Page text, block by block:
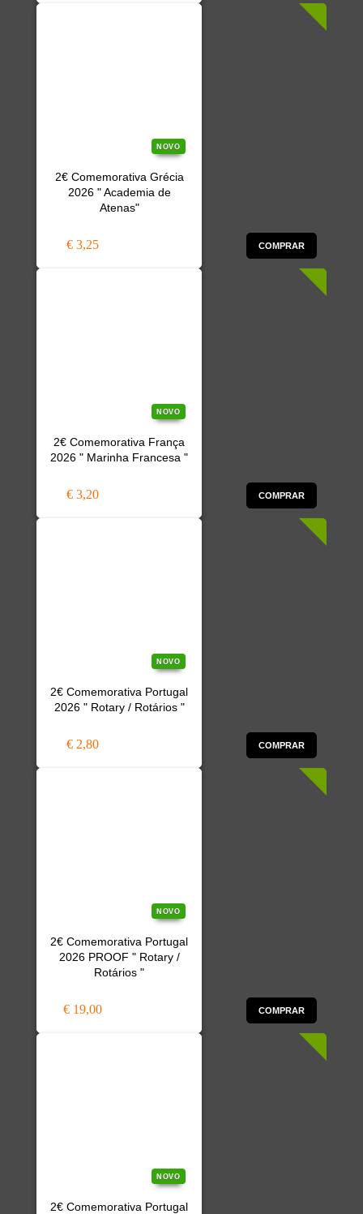
NOVO
2€ Comemorativa Grécia
2026 " Academia de
Atenas"
€ 3,25 COMPRAR
NOVO
2€ Comemorativa França
2026 " Marinha Francesa "
€ 3,20 COMPRAR
NOVO
2€ Comemorativa Portugal
2026 " Rotary / Rotários "
€ 2,80 COMPRAR
NOVO
2€ Comemorativa Portugal
2026 PROOF " Rotary /
Rotários "
€ 19,00 COMPRAR
NOVO
2€ Comemorativa Portugal